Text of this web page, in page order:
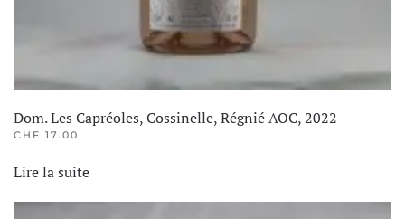
Dom. Les Capréoles, Cossinelle, Régnié AOC, 2022
CHF 17.00
Lire la suite